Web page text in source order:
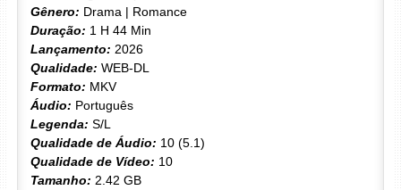
Gênero: Drama | Romance
Duração: 1 H 44 Min
Lançamento: 2026
Qualidade: WEB-DL
Formato: MKV
Áudio: Português
Legenda: S/L
Qualidade de Áudio: 10 (5.1)
Qualidade de Vídeo: 10
Tamanho: 2.42 GB